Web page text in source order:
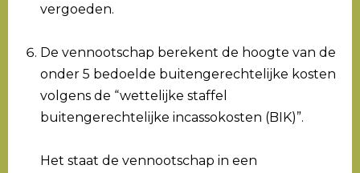
vergoeden.
De vennootschap berekent de hoogte van de
onder 5 bedoelde buitengerechtelijke kosten
volgens de “wettelijke staffel
buitengerechtelijke incassokosten (BIK)”.
Het staat de vennootschap in een